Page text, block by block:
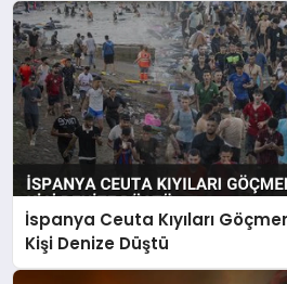
İspanya Ceuta Kıyıları
Kişi Denize Düştü